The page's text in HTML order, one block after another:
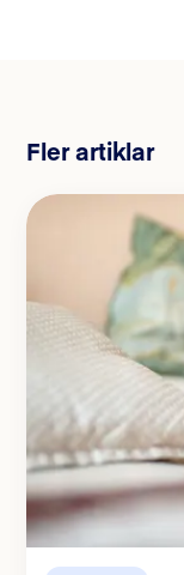
Fler artiklar